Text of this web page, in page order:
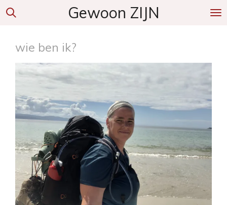
Ga
Gewoon ZIJN
wie ben ik?